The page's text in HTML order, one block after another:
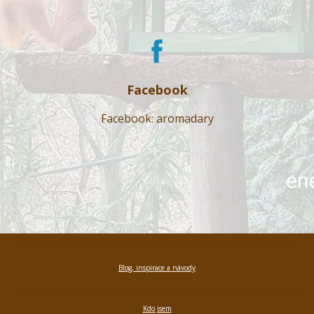
Facebook
Facebook: aromadary
Blog, inspirace a návody
Kdo jsem